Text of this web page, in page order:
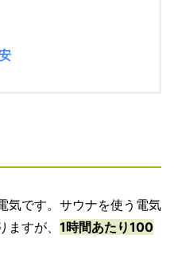
気です。サウナを使う電気
すが、 1時間あたり100